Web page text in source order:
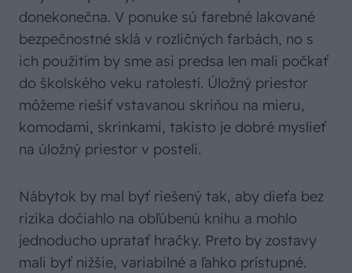
donekonečna. V ponuke sú farebné lakované
bezpečnostné sklá v rozličných farbách, no s
ich použitím by sme asi predsa len mali počkať
do školského veku ratolestí. Úložný priestor
môžeme riešiť vstavanou skriňou na mieru,
komodami, skrinkami, takisto je dobré myslieť
na úložný priestor v posteli.
Nábytok by mal byť riešený tak, aby dieťa bez
rizika dočiahlo na obľúbenú knihu a mohlo
jednoducho upratať hračky. Preto by zostavy
mali byť nižšie, variabilné a ľahko prístupné.